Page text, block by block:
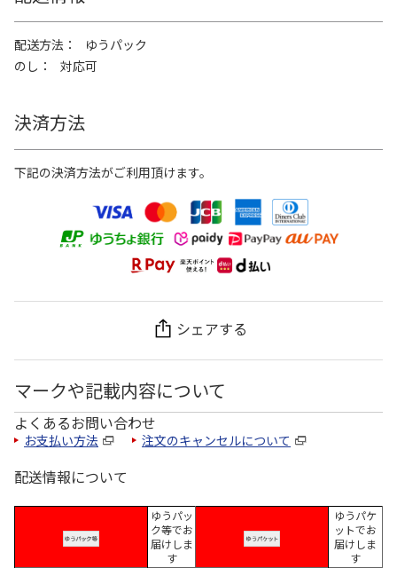
配送方法
ゆうパック
のし
対応可
決済方法
下記の決済方法がご利用頂けます。
シェアする
マークや記載内容について
よくあるお問い合わせ
お支払い方法 注文のキャンセルについて
配送情報について
ゆうパッ
ク等でお
届けしま
す
ゆうパケ
ットでお
届けしま
す